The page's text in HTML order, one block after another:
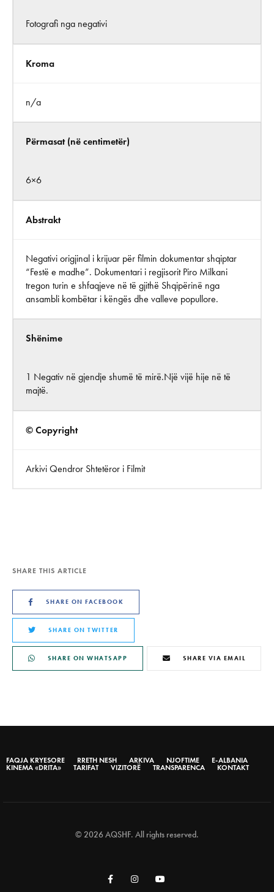
Fotografi nga negativi
Kroma
n/a
Përmasat (në centimetër)
6×6
Abstrakt
Negativi origjinal i krijuar për filmin dokumentar shqiptar
“Festë e madhe”. Dokumentari i regjisorit Piro Milkani
tregon turin e shfaqjeve në të gjithë Shqipërinë nga
ansambli kombëtar i këngës dhe valleve popullore.
Shënime
1 Negativ në gjendje shumë të mirë.Një vijë hije në të
majtë.
© Copyright
Arkivi Qendror Shtetëror i Filmit
SHARE THIS ARTICLE
SHARE ON FACEBOOK
SHARE ON TWITTER
SHARE ON WHATSAPP SHARE VIA EMAIL
FAQJA KRYESORE RRETH NESH ARKIVA NJOFTIME
E-ALBANIA
KINEMA «DRITA»
TARIFAT VIZITORË TRANSPARENCA KONTAKT
© 2026 AQSHF. All rights reserved.